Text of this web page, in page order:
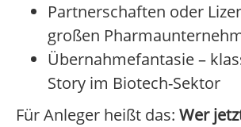
Partnerschaften oder
großen
Übernahmefantasie –
Story im Biotech-Sektor
Für Anleger heißt das: Wer